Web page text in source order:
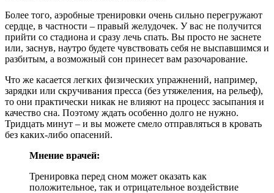
Более того, аэробные тренировки очень сильно перегружают
сердце, в частности – правый желудочек. У вас не получится
прийти со стадиона и сразу лечь спать. Вы просто не заснете
или, заснув, наутро будете чувствовать себя не выспавшимся и
разбитым, а возможный сон принесет вам разочарование.
Что же касается легких физических упражнений, например,
зарядки или скручивания пресса (без утяжеления, на рельеф),
то они практически никак не влияют на процесс засыпания и
качество сна. Поэтому ждать особенно долго не нужно.
Тридцать минут – и вы можете смело отправляться в кровать
без каких-либо опасений.
Мнение врачей:
Тренировка перед сном может оказать как
положительное, так и отрицательное воздействие